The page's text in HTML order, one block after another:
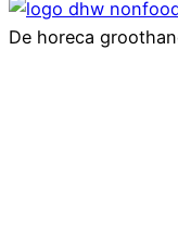
De horeca